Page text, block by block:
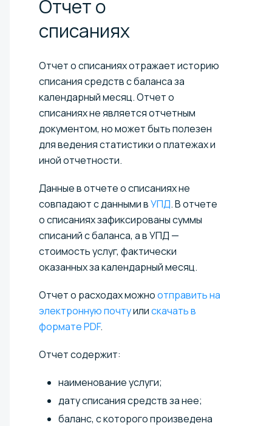
Отчет о
списаниях
Отчет о списаниях отражает историю
списания средств с баланса за
календарный месяц. Отчет о
списаниях не является отчетным
документом, но может быть полезен
для ведения статистики о платежах и
иной отчетности.
Данные в отчете о списаниях не
совпадают с данными вУПД. В отчете
о списаниях зафиксированы суммы
списаний с баланса, а в УПД —
стоимость услуг, фактически
оказанных за календарный месяц.
Отчет о расходах можноотправить на
электронную почтуилискачать в
формате PDF.
Отчет содержит:
наименование услуги;
дату списания средств за нее;
баланс, с которого произведена